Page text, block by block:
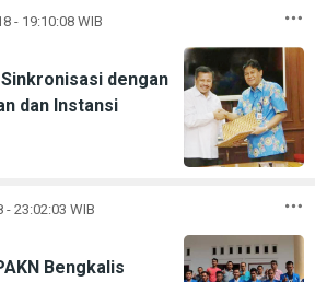
- 19:10:08 WIB
dengan
dan Instansi
23:02:03 WIB
Bengkalis